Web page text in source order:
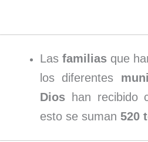
Las familias que
los diferentes
Dios han recibido
esto se suman 520